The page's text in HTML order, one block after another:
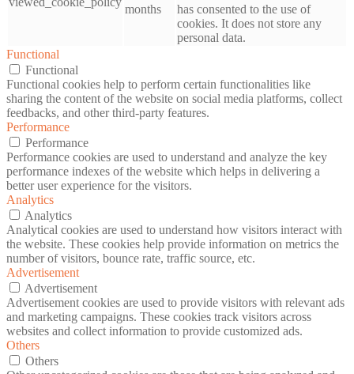
months
has consented to the use of
cookies. It does not store any
personal data.
Functional
Functional
Functional cookies help to perform certain functionalities like
sharing the content of the website on social media platforms, collect
feedbacks, and other third-party features.
Performance
Performance
Performance cookies are used to understand and analyze the key
performance indexes of the website which helps in delivering a
better user experience for the visitors.
Analytics
Analytics
Analytical cookies are used to understand how visitors interact with
the website. These cookies help provide information on metrics the
number of visitors, bounce rate, traffic source, etc.
Advertisement
Advertisement
Advertisement cookies are used to provide visitors with relevant ads
and marketing campaigns. These cookies track visitors across
websites and collect information to provide customized ads.
Others
Others